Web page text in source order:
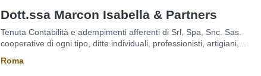
Dott.ssa Marcon Isabella & Partners
Tenuta Contabilità e adempimenti afferenti di Srl, Spa, Snc. Sas.
cooperative di ogni tipo, ditte individuali, professionisti, artigiani,...
Roma